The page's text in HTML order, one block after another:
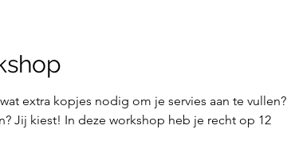
extra kopjes nodig om je servies aan te vullen?
Jij kiest! In deze workshop heb je recht op 12